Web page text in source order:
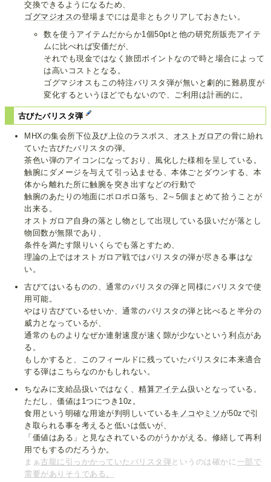
交換できるようになるため、
ゴグマジオスの登場までには是非ともクリアしておきたい。
数を使うアイテムだからか1個50ptと他の研究所販売アイテ
ムに比べれば安価だが、
それでも現金ではなく旅団ポイントなので時と場合によって
は高いコストとなる。
ゴグマジオスもこの特注バリスタ弾が無いと劇的に難易度が
変化するというほどでもないので、ご利用は計画的に。
古びたバリスタ弾
MHXの集会所下位及び上位のラスボス、 オストガロアの骨に紛れ
ていた古びたバリスタの弾。
茶色い弾のアイコンになっており、風化した様相を呈している。
触腕にダメージを与えて引っ込ませる、本体ごとダウンする、本
体から離れた所に触腕を突き出すなどの行動で
触腕のあたりの地面にポロポロ落ち、2～5個まとめて拾うことが
出来る。
オストガロア自身の落とし物として出現している扱いだが落とし
物回数が無限であり、
条件を満たす限りいくらでも落とすため、
理論の上ではオストガロア戦ではバリスタの弾が尽きる事はな
い。
古びてはいるものの、通常のバリスタの弾と同様にバリスタで使
用可能。
やはり古びているせいか、通常のバリスタの弾と比べると半分の
威力となっているが、
通常のものよりなぜか連射速度が速く隙が少ないという利点があ
る。
もしかすると、このフィールドに残っていたバリスタに本来適合
する弾はこちらなのかもしれない。
ちなみに支給品扱いではなく、精算アイテム扱いとなっている。
ただし、価値は1つにつき10z。
食用という明確な用途が判明しいているキノコ や ミソ が50zで引
き取られる事を考えると低いは低いが、
「価値はある」と見なされているのがうかがえる。修繕して再利
用でもするのだろうか。
まぁ古龍に引っかかっていたバリスタ弾 というのは確かに 一部で
需要がありそうである。